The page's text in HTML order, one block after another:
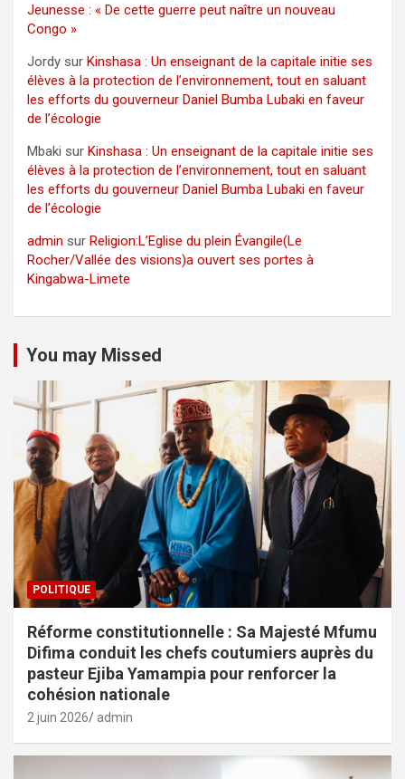
Jeunesse : « De cette guerre peut naître un nouveau
Congo »
Jordy sur Kinshasa : Un enseignant de la capitale initie ses
élèves à la protection de l’environnement, tout en saluant
les efforts du gouverneur Daniel Bumba Lubaki en faveur
de l’écologie
Mbaki sur Kinshasa : Un enseignant de la capitale initie ses
élèves à la protection de l’environnement, tout en saluant
les efforts du gouverneur Daniel Bumba Lubaki en faveur
de l’écologie
admin sur Religion:L’Eglise du plein Évangile(Le
Rocher/Vallée des visions)a ouvert ses portes à
Kingabwa-Limete
You may Missed
POLITIQUE
Réforme constitutionnelle : Sa Majesté Mfumu
Difima conduit les chefs coutumiers auprès du
pasteur Ejiba Yamampia pour renforcer la
cohésion nationale
2 juin 2026 admin